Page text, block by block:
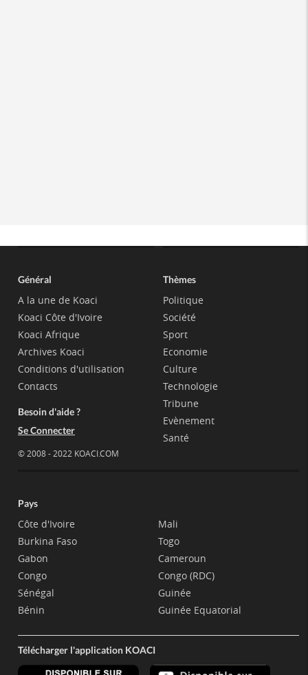
Général
A la une de Koaci
Koaci Côte d'Ivoire
Koaci Afrique
Archives Koaci
Conditions d'utilisation
Contacts
Besoin d'aide ?
Se Connecter
© 2008 - 2022 KOACI.COM
Thèmes
Politique
Société
Sport
Economie
Culture
Technologie
Tribune
Evènement
Santé
Pays
Côte d'Ivoire
Burkina Faso
Gabon
Congo
Sénégal
Bénin
Mali
Togo
Cameroun
Congo (RDC)
Guinée
Guinée Equatorial
Télécharger l'application KOACI